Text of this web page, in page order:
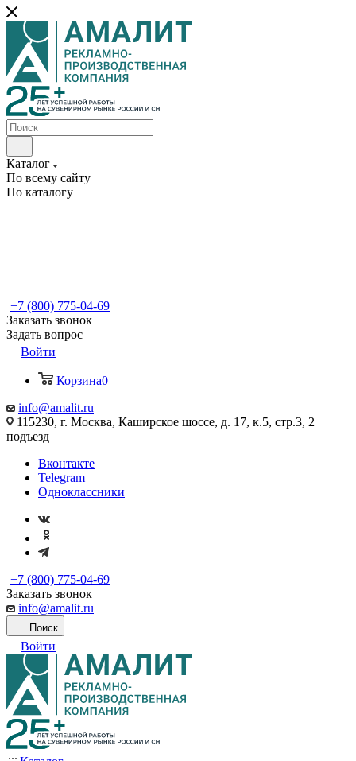
Каталог
По всему сайту
По каталогу
+7 (800) 775-04-69
Заказать звонок
Задать вопрос
Войти
Корзина0
info@amalit.ru
115230, г. Москва, Каширское шоссе, д. 17, к.5, стр.3, 2
подъезд
Вконтакте
Telegram
Одноклассники
+7 (800) 775-04-69
Заказать звонок
info@amalit.ru
Поиск
Войти